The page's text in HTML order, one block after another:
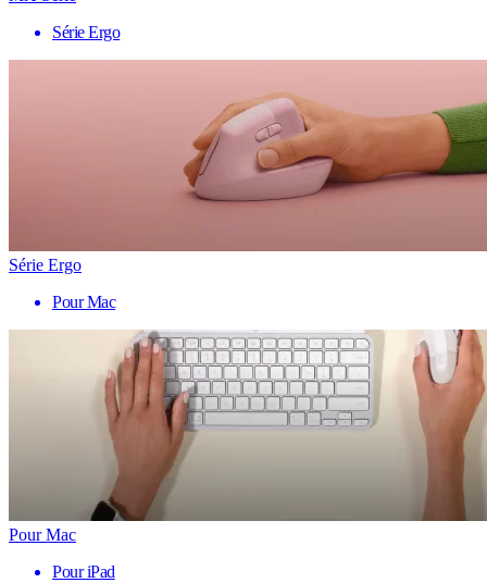
Série Ergo
Série Ergo
Pour Mac
Pour Mac
Pour iPad